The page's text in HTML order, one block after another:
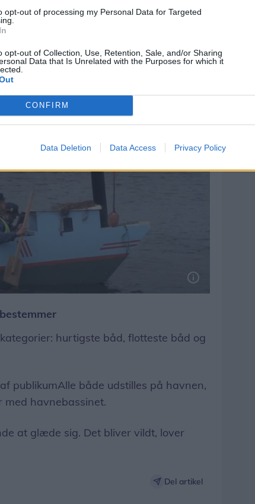
opt-out of processing my Personal Data for Targeted
opt-out of Collection, Use, Retention, Sale, and/or Sharing
Data that Is Unrelated with the Purposes for which it
CONFIRM
Data Deletion Data Access Privacy Policy
– Spørgsmålet er: kan bådene
de med et kæmpe plask? Publikum får
og speakingen bliver i særklasse
hurtigste båd, flotteste båd og
publikumAlle både udstilles på havnen,
havnebassinet.
at glæde sig. Det bliver vildt, lover
Del artikel